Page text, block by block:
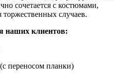
сочетается с костюмами,
торжественных случаев.
наших клиентов:
переносом планки)